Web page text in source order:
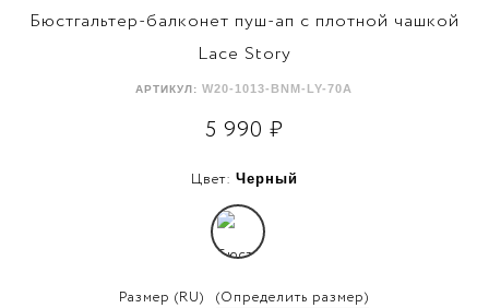
Бюстгальтер-балконет пуш-ап с плотной чашкой
Lace Story
АРТИКУЛ:W20-1013-BNM-LY-70A
5 990 ₽
Цвет: Черный
Размер (RU) (Определить размер)